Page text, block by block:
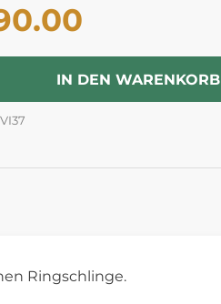
IN DEN WARENKORB
Ringschlinge.